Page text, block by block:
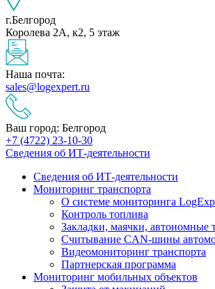
г.Белгород
Королева 2А, к2, 5 этаж
Наша почта:
sales@logexpert.ru
Ваш город: Белгород
+7 (4722) 23-10-30
Сведения об ИТ-деятельности
Сведения об ИТ-деятельности
Мониторинг транспорта
О системе мониторинга
Контроль топлива
Закладки, маячки, автономные
Считывание CAN-шины
Видеомониторинг транспорта
Партнерская программа
Мониторинг мобильных объектов